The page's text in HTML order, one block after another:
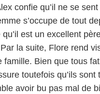
confie qu’il ne se
s’occupe de tout
est un excellent
la suite, Flore rend
Bien que tous
toutefois qu’ils
avoir bu pas mal de